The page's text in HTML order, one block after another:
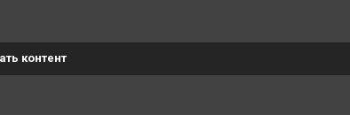
контент